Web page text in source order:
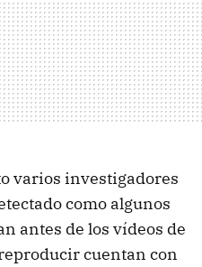
varios investigadores
como algunos
antes de los vídeos de
cuentan con